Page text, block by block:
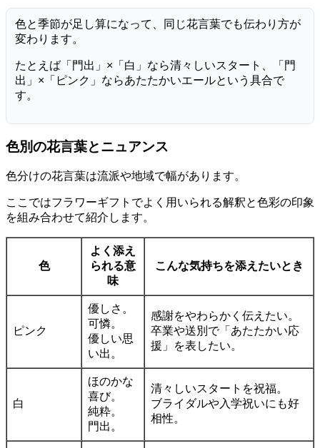
色と季節が足し算になって、同じ花言葉でも伝わり方が
変わります。
たとえば「門出」×「白」なら清々しいスタート、「門
出」×「ピンク」ならあたたかいエールという具合で
す。
色別の花言葉とニュアンス
色分けの花言葉は流派や地域で幅があります。
ここではフラワーギフトでよく用いられる解釈と色彩の印象
を組み合わせて紹介します。
色
よく添え
られる意
味
こんな気持ちを添えたいとき
ピンク
優しさ。
可憐。
優しい思
い出。
感謝をやわらかく伝えたい。
卒業や送別で「あたたかい応
援」を表したい。
白
ほのかな
喜び。
純粋。
門出。
清々しいスタートを祝福。
ブライダルや入学祝いにも好
相性。